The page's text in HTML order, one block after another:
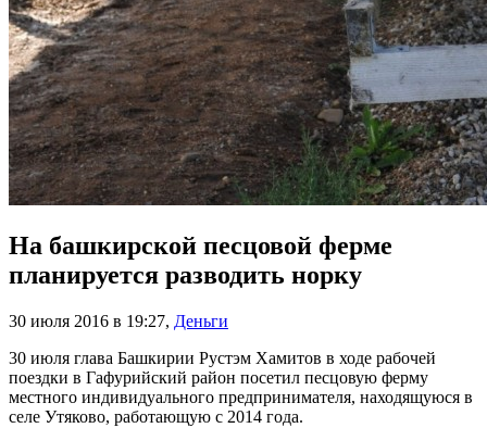
На башкирской песцовой ферме
планируется разводить норку
30 июля 2016 в 19:27, Деньги
30 июля глава Башкирии Рустэм Хамитов в ходе рабочей
поездки в Гафурийский район посетил песцовую ферму
местного индивидуального предпринимателя, находящуюся в
селе Утяково, работающую с 2014 года.